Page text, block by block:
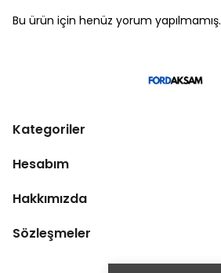
Bu ürün için henüz yorum yapılmamış.
Kategoriler
Hesabım
Hakkımızda
Sözleşmeler